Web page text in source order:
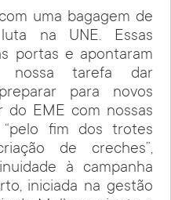
uma bagagem de
na UNE. Essas
portas e apontaram
nossa tarefa dar
para novos
do EME com nossas
“pelo fim dos trotes
de creches”,
à campanha
iniciada na gestão